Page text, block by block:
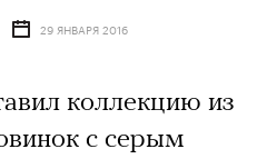
29 ЯНВАРЯ 2016
коллекцию из
с серым